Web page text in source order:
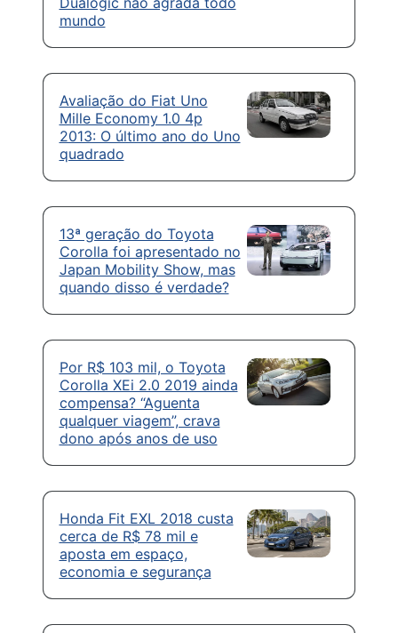
mundo
Avaliação do Fiat Uno
Mille Economy 1.0 4p
2013: O último ano do Uno
quadrado
13ª geração do Toyota
Corolla foi apresentado no
Japan Mobility Show, mas
quando disso é verdade?
Por R$ 103 mil, o Toyota
Corolla XEi 2.0 2019 ainda
compensa? “Aguenta
qualquer viagem”, crava
dono após anos de uso
Honda Fit EXL 2018 custa
cerca de R$ 78 mil e
aposta em espaço,
economia e segurança